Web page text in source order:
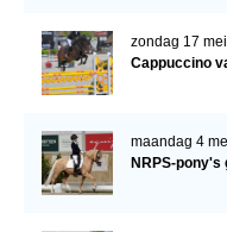
zondag 17 mei
Cappuccino
maandag 4
NRPS-pony's